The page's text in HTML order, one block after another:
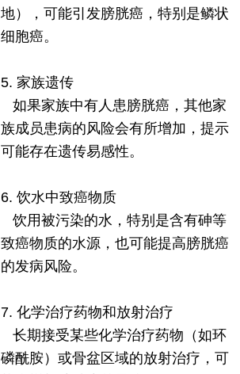
地），可能引发膀胱癌，特别是鳞状
细胞癌。
5. 家族遗传
如果家族中有人患膀胱癌，其他家
族成员患病的风险会有所增加，提示
可能存在遗传易感性。
6. 饮水中致癌物质
饮用被污染的水，特别是含有砷等
致癌物质的水源，也可能提高膀胱癌
的发病风险。
7. 化学治疗药物和放射治疗
长期接受某些化学治疗药物（如环
磷酰胺）或骨盆区域的放射治疗，可